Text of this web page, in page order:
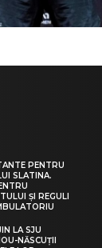
PENTRU
SLATINA.
ȘI REGULI
LA SJU
NĂSCUȚII